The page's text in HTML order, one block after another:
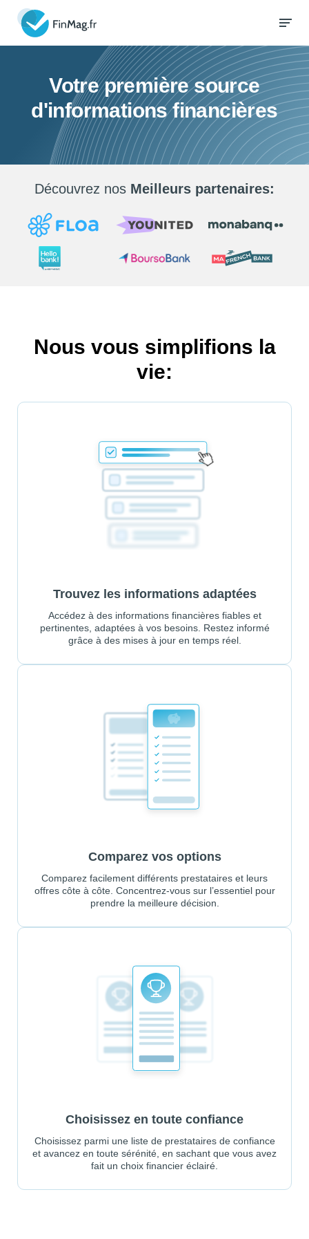
Votre première source
d'informations financières
Découvrez nos Meilleurs partenaires:
Nous vous simplifions la
vie:
Trouvez les informations adaptées
Accédez à des informations financières fiables et
pertinentes, adaptées à vos besoins. Restez informé
grâce à des mises à jour en temps réel.
Comparez vos options
Comparez facilement différents prestataires et leurs
offres côte à côte. Concentrez-vous sur l’essentiel pour
prendre la meilleure décision.
Choisissez en toute confiance
Choisissez parmi une liste de prestataires de confiance
et avancez en toute sérénité, en sachant que vous avez
fait un choix financier éclairé.